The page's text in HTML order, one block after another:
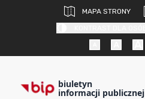
MAPA STRONY
biuletyn
informacji publicznej